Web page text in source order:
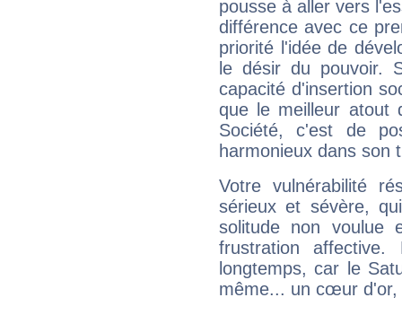
pousse à aller vers
différence avec ce
priorité l'idée de
le désir du pouvoir.
capacité d'insertion
que le meilleur atout
Société, c'est de
harmonieux dans son
Votre vulnérabilité
sérieux et sévère,
solitude non voulue
frustration
longtemps, car le
même... un cœur d'or,